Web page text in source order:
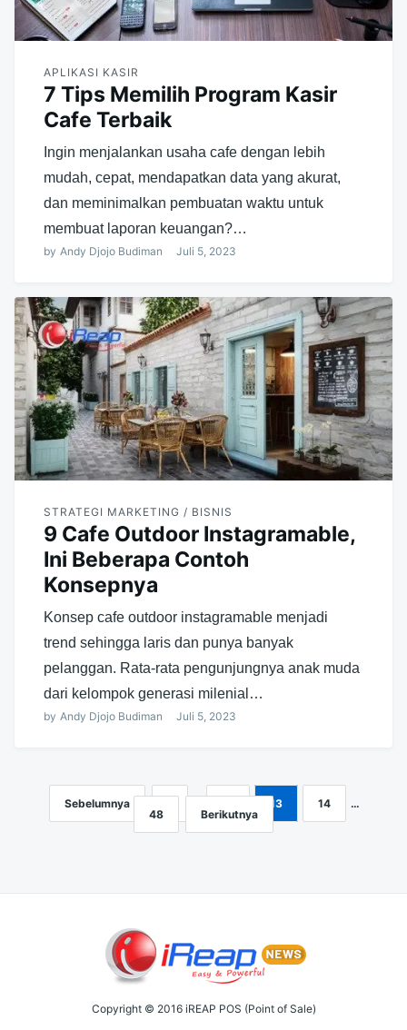
APLIKASI KASIR
7 Tips Memilih Program Kasir
Cafe Terbaik
Ingin menjalankan usaha cafe dengan lebih
mudah, cepat, mendapatkan data yang akurat,
dan meminimalkan pembuatan waktu untuk
membuat laporan keuangan?…
by Andy Djojo Budiman Juli 5, 2023
STRATEGI MARKETING / BISNIS
9 Cafe Outdoor Instagramable,
Ini Beberapa Contoh
Konsepnya
Konsep cafe outdoor instagramable menjadi
trend sehingga laris dan punya banyak
pelanggan. Rata-rata pengunjungnya anak muda
dari kelompok generasi milenial…
by Andy Djojo Budiman Juli 5, 2023
Navigasi
pos
Sebelumnya 13 14
…
48
Berikutnya
Copyright © 2016 iREAP POS (Point of Sale)